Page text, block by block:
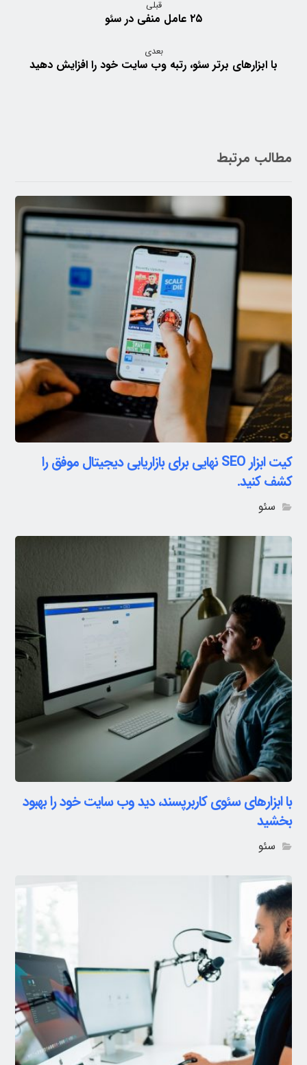
قبلی
۲۵ عامل منفی در سئو
بعدی
با ابزارهای برتر سئو، رتبه وب سایت خود را افزایش دهید
مطالب مرتبط
کیت ابزار SEO نهایی برای بازاریابی دیجیتال موفق را
کشف کنید.
سئو
با ابزارهای سئوی کاربرپسند، دید وب سایت خود را بهبود
بخشید
سئو